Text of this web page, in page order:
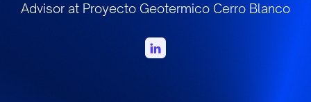
Advisor at Proyecto Geotermico Cerro Blanco